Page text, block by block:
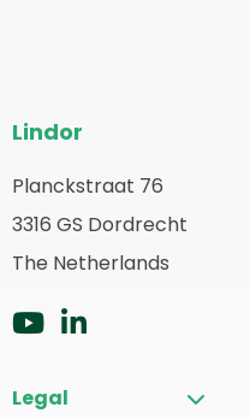
Fußzeile
Lindor
Planckstraat 76
3316 GS Dordrecht
The Netherlands
Zu
gehen
Zu
Legal